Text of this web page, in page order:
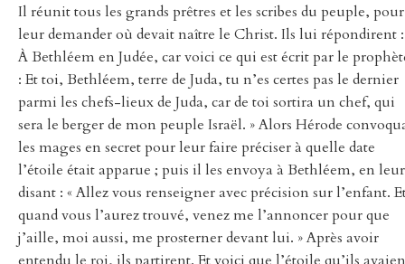
Il réunit tous les grands prêtres et les scribes du peuple, pour
leur demander où devait naître le Christ. Ils lui répondirent :
À Bethléem en Judée, car voici ce qui est écrit par le
: Et toi, Bethléem, terre de Juda, tu n’es certes pas le dernier
parmi les chefs-lieux de Juda, car de toi sortira un chef, qui
sera le berger de mon peuple Israël. » Alors Hérode
les mages en secret pour leur faire préciser à quelle date
l’étoile était apparue ; puis il les envoya à Bethléem, en leur
disant : « Allez vous renseigner avec précision sur l’enfant.
quand vous l’aurez trouvé, venez me l’annoncer pour que
j’aille, moi aussi, me prosterner devant lui. » Après avoir